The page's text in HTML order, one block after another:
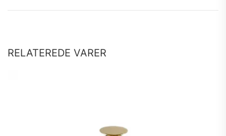
RELATEREDE VARER